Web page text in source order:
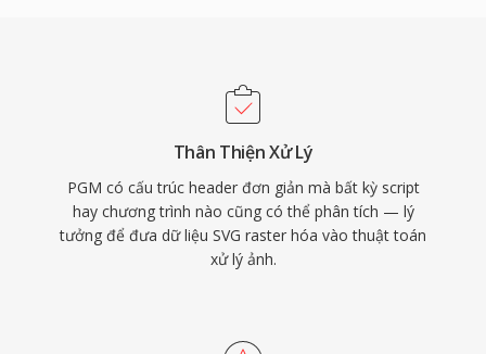
Thân Thiện Xử Lý
PGM có cấu trúc header đơn giản mà bất kỳ script
hay chương trình nào cũng có thể phân tích — lý
tưởng để đưa dữ liệu SVG raster hóa vào thuật toán
xử lý ảnh.